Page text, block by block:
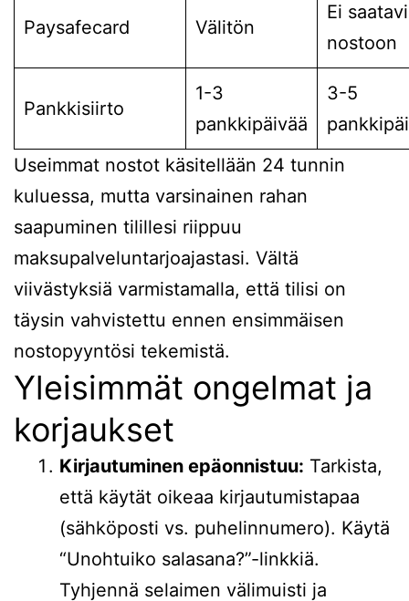
Paysafecard Välitön
Ei
nostoon
Pankkisiirto
1-3
pankkipäivää
3-5
Useimmat nostot käsitellään 24 tunnin
kuluessa, mutta varsinainen rahan
saapuminen tilillesi riippuu
maksupalveluntarjoajastasi. Vältä
viivästyksiä varmistamalla, että tilisi on
täysin vahvistettu ennen ensimmäisen
nostopyyntösi tekemistä.
Yleisimmät ongelmat ja
korjaukset
Kirjautuminen epäonnistuu: Tarkista,
että käytät oikeaa kirjautumistapaa
(sähköposti vs. puhelinnumero). Käytä
“Unohtuiko salasana?”-linkkiä.
Tyhjennä selaimen välimuisti ja